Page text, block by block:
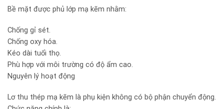
Bề mặt được phủ lớp mạ kẽm nhằm:
Chống gỉ sét.
Chống oxy hóa.
Kéo dài tuổi thọ.
Phù hợp với môi trường có độ ẩm cao.
Nguyên lý hoạt động
Lơ thu thép mạ kẽm là phụ kiện không có bộ phận chuyển động.